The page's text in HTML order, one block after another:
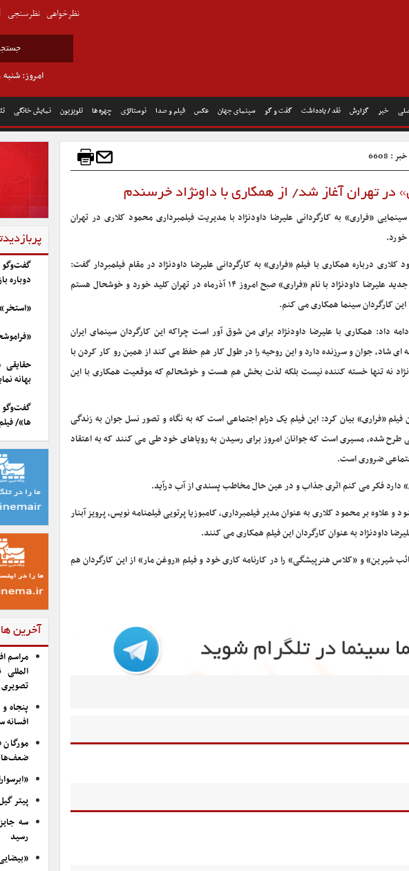
خبر گزارش نقد / یادداشت گفت و گو سینمای جهان عکس فیلم و صدا نوستالژی چهره ها تلویزیون نمایش خانگی
امروز: شنبه , ۱۷ مرداد
نظرخواهی نظرسنجی
: 6608
در تهران آغاز شد/ از همکاری با داونژاد خرسندم
سینمایی «فراری» به کارگردانی علیرضا داودنژاد با مدیریت فیلمبرداری محمود کلاری در تهران
خورد.
کلاری درباره همکاری با فیلم «فراری» به کارگردانی علیرضا داودنژاد در مقام فیلمبردار گفت:
فیلم جدید علیرضا داودنژاد با نام «فراری» صبح امروز ۱۴ آذرماه در تهران کلید خورد و خوشحال هستم
این کارگردان سینما همکاری می کنم.
داد: همکاری با علیرضا داودنژاد برای من شوق آور است چراکه این کارگردان سینمای ایران
ای شاد، جوان و سرزنده دارد و این روحیه را در طول کار هم حفظ می کند از همین رو کار کردن با
نه تنها خسته کننده نیست بلکه لذت بخش هم هست و خوشحالم که موقعیت همکاری با این
فیلم «فراری» بیان کرد: این فیلم یک درام اجتماعی است که به نگاه و تصور نسل جوان به زندگی
طرح شده، مسیری است که جوانان امروز برای رسیدن به رویاهای خود طی می کنند که به اعتقاد
ضروری است.
دارد فکر می کنم اثری جذاب و در عین حال مخاطب پسندی از آب درآید.
بر محمود کلاری به عنوان مدیر فیلمبرداری، کامبوزیا پرتویی فیلمنامه نویس، پرویز آبنار
داودنژاد به عنوان کارگردان این فیلم همکاری می کنند.
شیرین» و «کلاس هنرپیشگی» را در کارنامه کاری خود و فیلم «روغن مار» از این کارگردان هم
گفت‌وگو
دوباره
حقایقی
بهانه
گفت‌وگو
ها»/
آخرین ها
مراسم
تصویری
پنجاه
افسانه
پیتر
سه
رسید